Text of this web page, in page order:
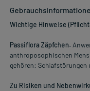
Wichtige Hinweise
Passiflora Zäpfchen.
anthroposophischen
gehören: Schlafstörungen
Zu Risiken und